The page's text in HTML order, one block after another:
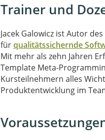
Trainer und
Jacek Galowicz ist Autor des
fürqualitätssichernde
Mit mehr als zehn Jahren
Template Meta-
Kursteilnehmern alles
Produktentwicklung im